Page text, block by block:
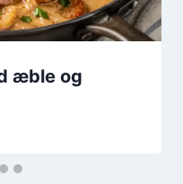
æble og